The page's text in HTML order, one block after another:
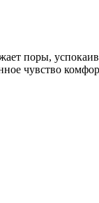
поры,
чувство